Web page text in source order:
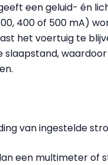
een geluid- én
400 of 500 mA)
het voertuig te
van ingestelde
een multimeter of